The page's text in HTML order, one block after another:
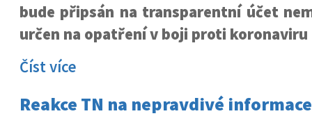
bude připsán na transparentní účet
určen na opatření v boji proti koronaviru
Číst více
Reakce TN na nepravdivé